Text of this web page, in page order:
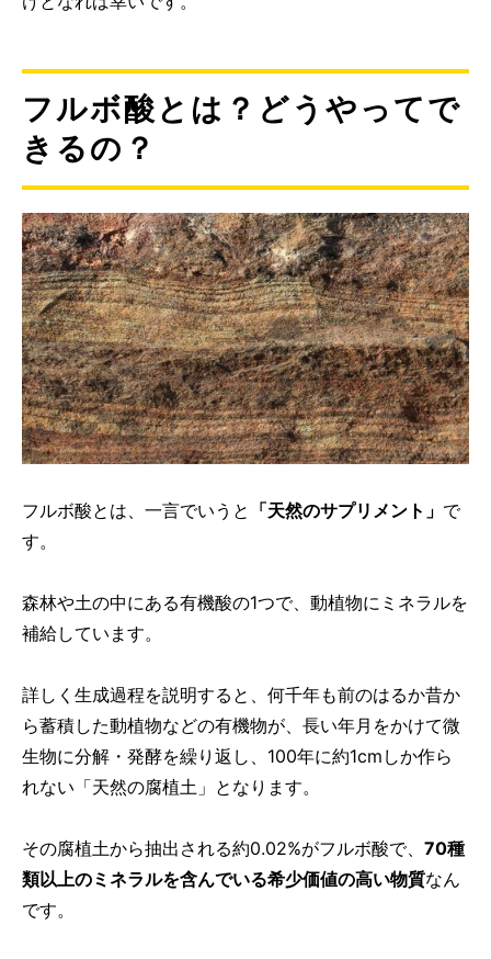
フルボ酸とは？どうやってで
きるの？
フルボ酸とは、一言でいうと 「天然のサプリメント」 で
す。
森林や土の中にある有機酸の1つで、動植物にミネラルを
補給しています。
詳しく生成過程を説明すると、何千年も前のはるか昔か
ら蓄積した動植物などの有機物が、長い年月をかけて微
生物に分解・発酵を繰り返し、100年に約1cmしか作ら
れない「天然の腐植土」となります。
その腐植土から抽出される約0.02%がフルボ酸で、 70種
類以上のミネラルを含んでいる希少価値の高い物質なん
です。